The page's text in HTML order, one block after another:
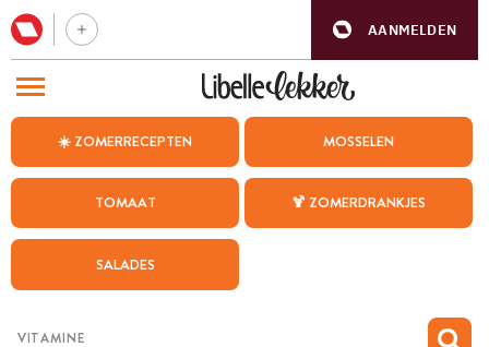
AANMELDEN
☀️ ZOMERRECEPTEN MOSSELEN
TOMAAT 🍹 ZOMERDRANKJES
SALADES
BEZOEK ONZE ANDERE WEBSITES
WEEKMENU
CHAT MET MAIA